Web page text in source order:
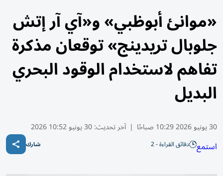
«موانئ أبوظبي» و«آي آر إتش
جلوبال تريدينج» توقعان مذكرة
تفاهم لاستخدام الوقود البحري
البديل
30 يونيو 2026 10:29 صباحًا | آخر تحديث:30 يونيو 10:52 2026
استمع دقائق القراءة - 2 شارك